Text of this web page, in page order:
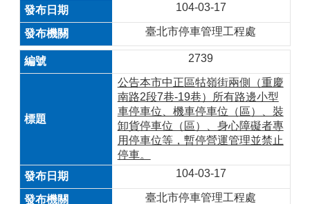
104-03-17
臺北市停車管理工程處
2739
公告本市中正區牯嶺街兩側（重慶
南路2段7巷-19巷）所有路邊小型
車停車位、機車停車位（區）、裝
卸貨停車位（區）、身心障礙者專
用停車位等，暫停營運管理並禁止
停車。
104-03-17
臺北市停車管理工程處